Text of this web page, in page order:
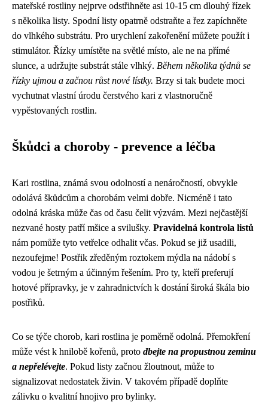
mateřské rostliny nejprve odstřihněte asi 10-15 cm dlouhý řízek
s několika listy. Spodní listy opatrně odstraňte a řez zapíchněte
do vlhkého substrátu. Pro urychlení zakořenění můžete použít i
stimulátor. Řízky umístěte na světlé místo, ale ne na přímé
slunce, a udržujte substrát stále vlhký. Během několika týdnů se
řízky ujmou a začnou růst nové lístky. Brzy si tak budete moci
vychutnat vlastní úrodu čerstvého kari z vlastnoručně
vypěstovaných rostlin.
Škůdci a choroby - prevence a léčba
Kari rostlina, známá svou odolností a nenáročností, obvykle
odolává škůdcům a chorobám velmi dobře. Nicméně i tato
odolná kráska může čas od času čelit výzvám. Mezi nejčastější
nezvané hosty patří mšice a svilušky. Pravidelná kontrola listů
nám pomůže tyto vetřelce odhalit včas. Pokud se již usadili,
nezoufejme! Postřik zředěným roztokem mýdla na nádobí s
vodou je šetrným a účinným řešením. Pro ty, kteří preferují
hotové přípravky, je v zahradnictvích k dostání široká škála bio
postřiků.
Co se týče chorob, kari rostlina je poměrně odolná. Přemokření
může vést k hnilobě kořenů, proto dbejte na propustnou zeminu
a nepřelévejte. Pokud listy začnou žloutnout, může to
signalizovat nedostatek živin. V takovém případě doplňte
zálivku o kvalitní hnojivo pro bylinky.